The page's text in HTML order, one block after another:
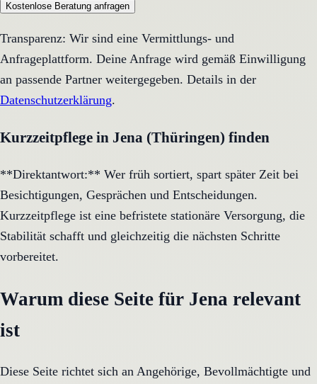
Kostenlose Beratung anfragen
Transparenz: Wir sind eine Vermittlungs- und
Anfrageplattform. Deine Anfrage wird gemäß Einwilligung
an passende Partner weitergegeben. Details in der
Datenschutzerklärung.
Kurzzeitpflege in Jena (Thüringen) finden
**Direktantwort:** Wer früh sortiert, spart später Zeit bei
Besichtigungen, Gesprächen und Entscheidungen.
Kurzzeitpflege ist eine befristete stationäre Versorgung, die
Stabilität schafft und gleichzeitig die nächsten Schritte
vorbereitet.
Warum diese Seite für Jena relevant
ist
Diese Seite richtet sich an Angehörige, Bevollmächtigte und